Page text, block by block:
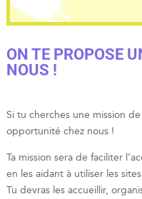
ON TE PROPOSE
NOUS !
Si tu cherches une mission
opportunité chez nous !
Ta mission sera de faciliter
en les aidant à utiliser les
Tu devras les accueillir,